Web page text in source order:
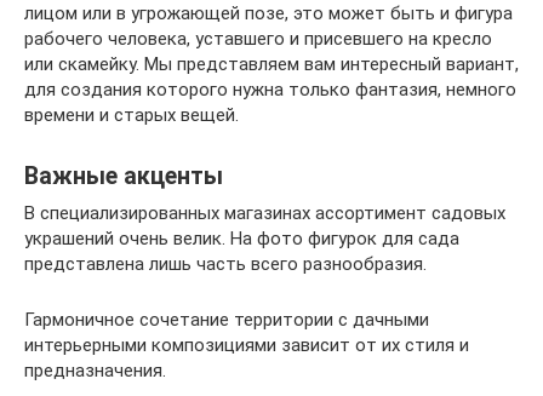
лицом или в угрожающей позе, это может быть и фигура
рабочего человека, уставшего и присевшего на кресло
или скамейку. Мы представляем вам интересный вариант,
для создания которого нужна только фантазия, немного
времени и старых вещей.
Важные акценты
В специализированных магазинах ассортимент садовых
украшений очень велик. На фото фигурок для сада
представлена лишь часть всего разнообразия.
Гармоничное сочетание территории с дачными
интерьерными композициями зависит от их стиля и
предназначения.